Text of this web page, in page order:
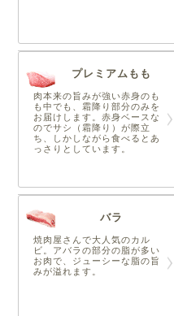
プレミアムもも
肉本来の旨みが強い赤身のも
も中でも、霜降り部分のみを
お届けします。赤身ベースな
のでサシ（霜降り）が際立
ち、しかしながら食べるとあ
っさりとしています。
バラ
焼肉屋さんで大人気のカル
ビ。アバラの部分の脂が多い
お肉で、ジューシーな脂の旨
みが溢れます。